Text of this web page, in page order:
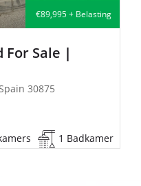
2 Bedroom Semi-
Camposol Mazarrón Murcia
53 m2 2